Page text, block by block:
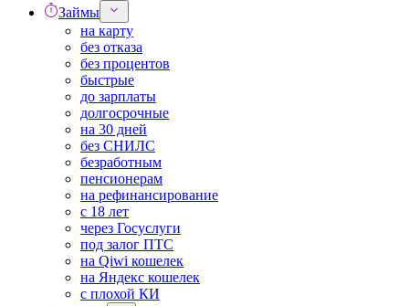
Займы
на карту
без отказа
без процентов
быстрые
до зарплаты
долгосрочные
на 30 дней
без СНИЛС
безработным
пенсионерам
на рефинансирование
с 18 лет
через Госуслуги
под залог ПТС
на Qiwi кошелек
на Яндекс кошелек
с плохой КИ